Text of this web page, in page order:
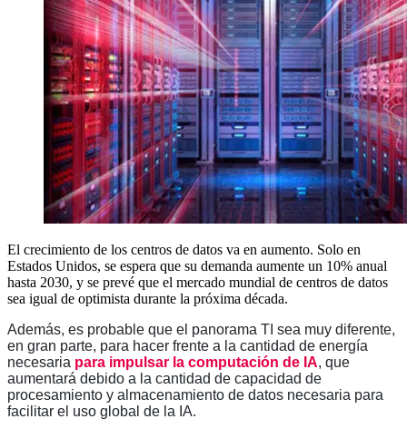
El crecimiento de los centros de datos va en aumento. Solo en
Estados Unidos, se espera que su demanda aumente un 10% anual
hasta 2030, y se prevé que el mercado mundial de centros de datos
sea igual de optimista durante la próxima década.
Además, es probable que el panorama TI sea muy diferente,
en gran parte, para hacer frente a la cantidad de energía
necesaria para impulsar la computación de IA, que
aumentará debido a la cantidad de capacidad de
procesamiento y almacenamiento de datos necesaria para
facilitar el uso global de la IA.